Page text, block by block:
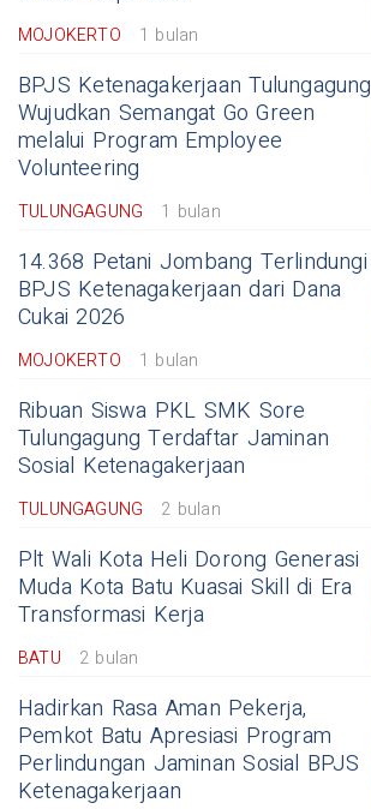
MOJOKERTO 1 bulan
BPJS Ketenagakerjaan Tulungagung
Wujudkan Semangat Go Green
melalui Program Employee
Volunteering
TULUNGAGUNG 1 bulan
14.368 Petani Jombang Terlindungi
BPJS Ketenagakerjaan dari Dana
Cukai 2026
MOJOKERTO 1 bulan
Ribuan Siswa PKL SMK Sore
Tulungagung Terdaftar Jaminan
Sosial Ketenagakerjaan
TULUNGAGUNG 2 bulan
Plt Wali Kota Heli Dorong Generasi
Muda Kota Batu Kuasai Skill di Era
Transformasi Kerja
BATU 2 bulan
Hadirkan Rasa Aman Pekerja,
Pemkot Batu Apresiasi Program
Perlindungan Jaminan Sosial BPJS
Ketenagakerjaan